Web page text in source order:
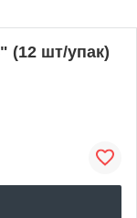
(12 шт/упак)